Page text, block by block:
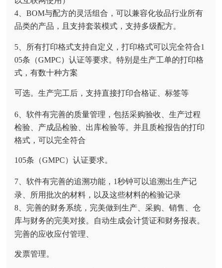
4、BOM与配方的灵活组合，可以兼容化妆品行业所有
品类的产品，且支持套装模式，支持多级配方。
5、 所有打印格式支持自定义，打印格式可以完全符合1
05条（GMPC）认证等要求。特别是生产工单的打印格
式，有数十种方案
可选。生产完工后，支持直接打印合格证、标签等
6、软件有完善的质量管理，包括采购验收、生产过程
检验、产成品检验、出库检验等。并且质检报告的打印
格式，可以完全符合
105条（GMPC）认证要求。
7、软件有完善的追溯功能，1秒钟可以追溯出生产记
录、所用批次的材料，以及这些材料的检验记录
8、完善的财务系统，完美做到生产、采购、销售、仓
库与财务的完美对接。自动生成会计赁证和财务报表。
完善的应收应付管理、
发票管理。